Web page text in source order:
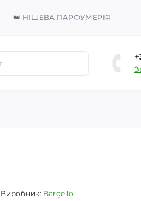
👑 НІШЕВА ПАРФУМЕРІЯ
Виробник: Bargello